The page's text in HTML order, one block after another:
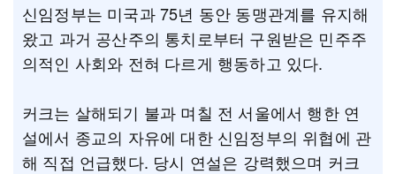
신임정부는 미국과 75년 동안 동맹관계를 유지해
왔고 과거 공산주의 통치로부터 구원받은 민주주
의적인 사회와 전혀 다르게 행동하고 있다.
커크는 살해되기 불과 며칠 전 서울에서 행한 연
설에서 종교의 자유에 대한 신임정부의 위협에 관
해 직접 언급했다. 당시 연설은 강력했으며 커크